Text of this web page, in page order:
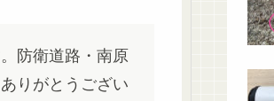
防衛道路・南原
りがとうござい